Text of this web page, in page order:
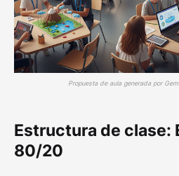
Propuesta de aula generada por
Estructura de clase:
80/20